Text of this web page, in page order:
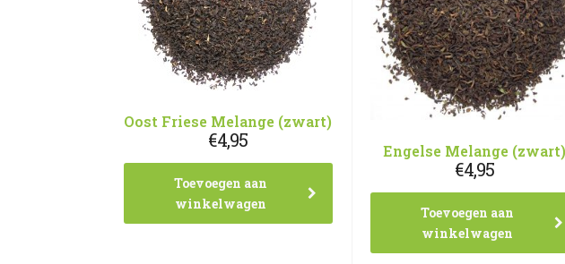
Oost Friese Melange (zwart)
€4,95
Toevoegen aan
winkelwagen
Engelse Melange (zwart)
€4,95
Toevoegen aan
winkelwagen